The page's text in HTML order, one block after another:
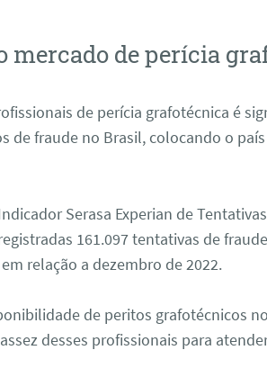
mercado de perícia
de perícia grafotécnica é
de fraude no Brasil, colocando o
Serasa Experian de
161.097 tentativas de
relação a dezembro de 2022.
de peritos grafotécnicos
desses profissionais para